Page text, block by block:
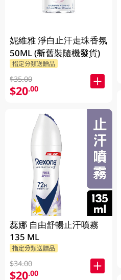
妮維雅 淨白止汗走珠香氛
50ML (新舊裝隨機發貨)
指定分類送贈品
$35.00
$20.00
蕊娜 自由舒暢止汗噴霧
135 ML
指定分類送贈品
$34.00
$20.00